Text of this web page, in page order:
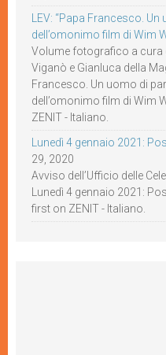
LEV: “Papa Francesco.
dell’omonimo film di Wim
Volume fotografico a
Viganò e Gianluca della
Francesco. Un uomo di
dell’omonimo film di Wim
ZENIT - Italiano.
Lunedì 4 gennaio 2021:
29, 2020
Avviso dell’Ufficio delle
Lunedì 4 gennaio 2021:
first on ZENIT - Italiano.